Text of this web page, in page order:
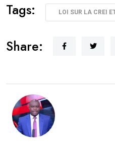
Tags: LOI SUR LA CREI
Share: